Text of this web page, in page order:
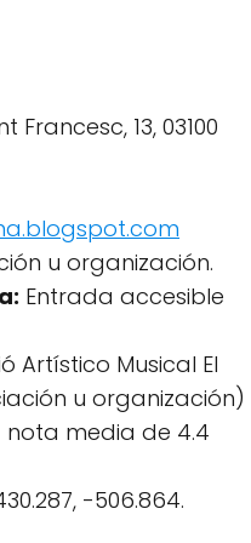
Francesc, 13, 03100
u organización.
Entrada accesible
Artístico Musical El
u organización)
nota media de 4.4
-506.864.